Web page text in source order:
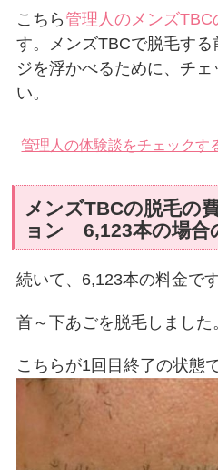
こちら管理人のメンズ
す。メンズTBCで脱毛す
ジを浮かべるために、チェ
い。
管理人の体験談をチェックす
メンズTBCの脱毛の
ョン 6,123本の場合
続いて、6,123本の料金です
首～下あごを脱毛しました
こちらが1回目終了の状態で